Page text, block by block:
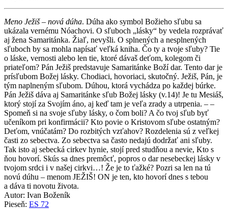
Meno Ježiš – nová dúha. Dúha ako symbol Božieho sľubu sa
ukázala vernému Nóachovi. O sľuboch „lásky“ by vedela rozprávať
aj žena Samaritánka. Žiaľ, nevyšli. O splnených a nesplnených
sľuboch by sa mohla napísať veľká kniha. Čo ty a tvoje sľuby? Tie
o láske, vernosti alebo len tie, ktoré dávaš deťom, kolegom či
priateľom? Pán Ježiš predstavuje Samaritánke Boží dar. Tento dar je
prísľubom Božej lásky. Chodiaci, hovoriaci, skutočný. Ježiš, Pán, je
tým naplneným sľubom. Dúhou, ktorá vychádza po každej búrke.
Pán Ježiš dáva aj Samaritánke sľub Božej lásky (v.14)! Je tu Mesiáš,
ktorý stojí za Svojím áno, aj keď tam je veľa zrady a utrpenia. – –
Spomeň si na svoje sľuby lásky, o čom boli? A čo tvoj sľub byť
učeníkom pri konfirmácii? Kto povie o Kristovom sľube ostatným?
Deťom, vnúčatám? Do rozbitých vzťahov? Rozdelenia sú z veľkej
časti zo sebectva. Zo sebectva sa často nedajú dodržať ani sľuby.
Tak isto aj sebecká cirkev hynie, stojí pred studňou a nevie, Kto s
ňou hovorí. Skús sa dnes premôcť, popros o dar nesebeckej lásky v
tvojom srdci i v našej cirkvi…! Že je to ťažké? Pozri sa len na tú
novú dúhu – menom JEŽIŠ! ON je ten, kto hovorí dnes s tebou
a dáva ti novotu života.
Autor: Ivan Boženík
Pieseň: ES 72